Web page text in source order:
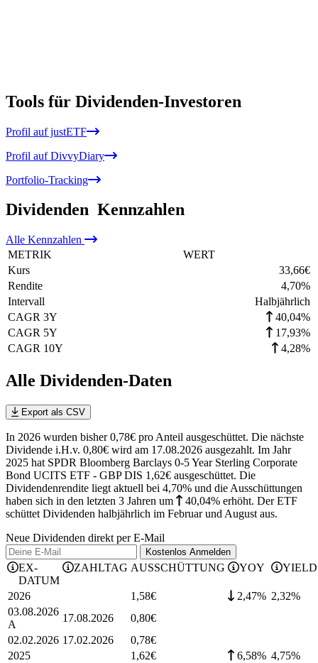
Tools für Dividenden-Investoren
Profil auf justETF
Profil auf DivvyDiary
Portfolio-Tracking
Dividenden Kennzahlen
Alle Kennzahlen
METRIK
WERT
Kurs
33,66€
Rendite
4,70%
Intervall
Halbjährlich
CAGR 3Y
40,04%
CAGR 5Y
17,93%
CAGR 10Y
4,28%
Alle Dividenden-Daten
Export als CSV
In 2026 wurden bisher 0,78€ pro Anteil ausgeschüttet. Die nächste
Dividende i.H.v. 0,80€ wird am 17.08.2026 ausgezahlt. Im Jahr
2025 hat SPDR Bloomberg Barclays 0-5 Year Sterling Corporate
Bond UCITS ETF - GBP DIS 1,62€ ausgeschüttet. Die
Dividendenrendite liegt aktuell bei 4,70% und die Ausschüttungen
haben sich in den letzten 3 Jahren um 40,04% erhöht. Der ETF
schüttet Dividenden halbjährlich im Februar und August aus.
Neue Dividenden direkt per E-Mail
Kostenlos Anmelden
EX-
DATUM
ZAHLTAG AUSSCHÜTTUNG YOY YIELD
2026 1,58€ 2,47% 2,32%
03.08.2026
A
17.08.2026 0,80€
02.02.2026 17.02.2026 0,78€
2025
1,62€ 6,58% 4,75%